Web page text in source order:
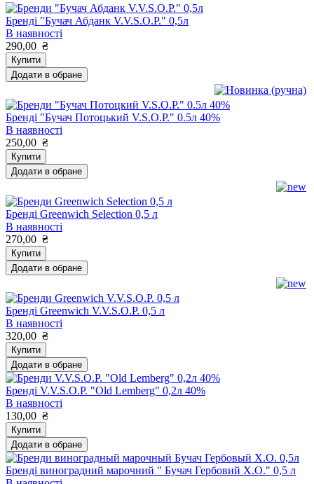
Бренді "Бучач Абданк V.V.S.O.P." 0,5л
В наявності
290,00 ₴
Купити
Додати в обране
Бренді "Бучач Потоцький V.S.O.P." 0.5л 40%
В наявності
250,00 ₴
Купити
Додати в обране
Бренді Greenwich Selection 0,5 л
В наявності
270,00 ₴
Купити
Додати в обране
Бренді Greenwich V.V.S.O.P. 0,5 л
В наявності
320,00 ₴
Купити
Додати в обране
Бренді V.V.S.O.P. "Old Lemberg" 0,2л 40%
В наявності
130,00 ₴
Купити
Додати в обране
Бренді виноградний марочний " Бучач Гербовий Х.О." 0,5 л